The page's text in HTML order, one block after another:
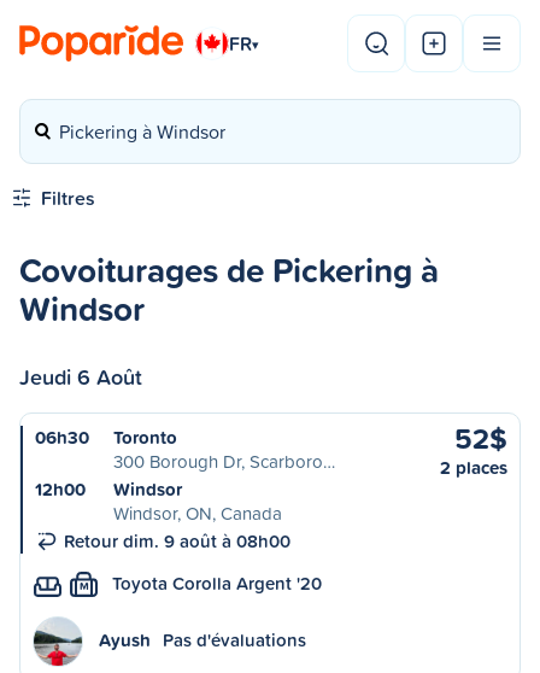
FR▾
Pickering à Windsor
Filtres
Covoiturages de Pickering à
Windsor
Jeudi 6 Août
06h30
Toronto
300 Borough Dr, Scarboro…
12h00
Windsor
Windsor, ON, Canada
Retour dim. 9 août à 08h00
52$
2 places
M Toyota Corolla Argent '20
Ayush Pas d'évaluations